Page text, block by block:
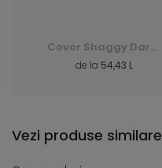
Covor Shaggy Dark D. Silk - verde, zielony
de la 54,43 L
Vezi produse similare